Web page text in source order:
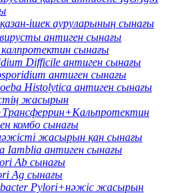
ішек ауруларының сынағы
антиген сынағы
сынағы
Difficile антиген сынағы
антиген сынағы
Histolytica антиген сынағы
жасырын
комбо сынағы
жасырын қан сынағы
Iamblia антиген сынағы
Ab сынағы
Ag сынағы
Pylori+нәжіс жасырын